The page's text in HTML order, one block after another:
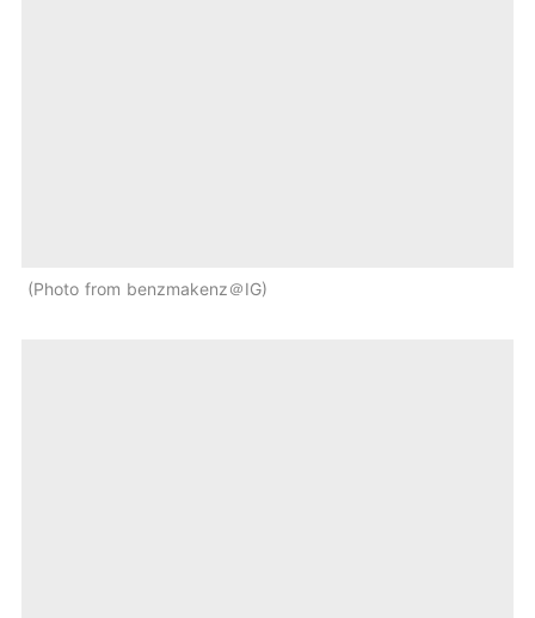
Photo from benzmakenz＠IG